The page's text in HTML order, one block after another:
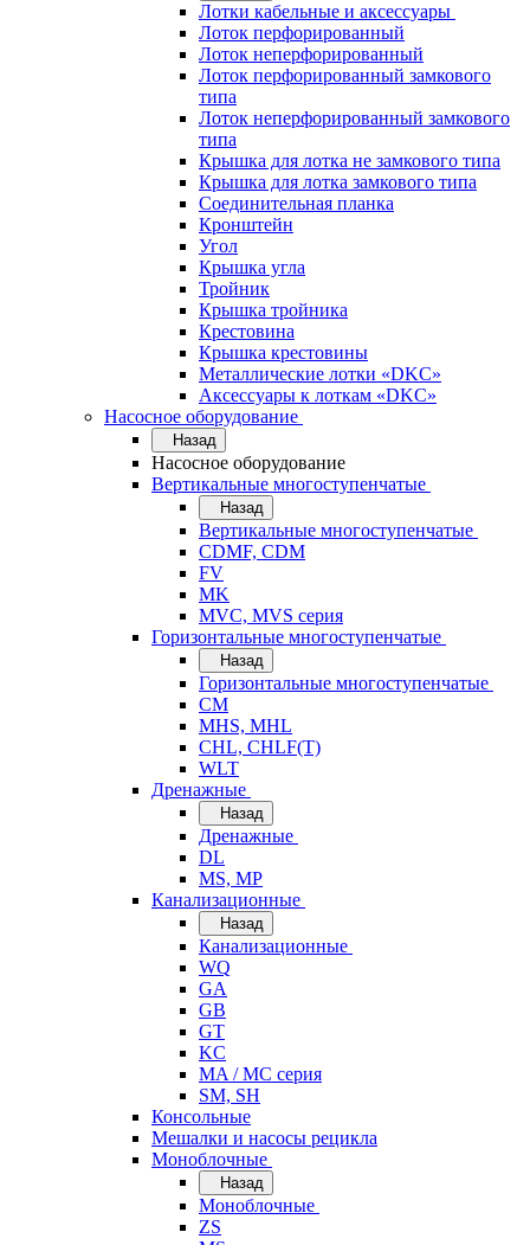
Лотки кабельные и аксессуары
Лоток перфорированный
Лоток неперфорированный
Лоток перфорированный замкового
типа
Лоток неперфорированный замкового
типа
Крышка для лотка не замкового типа
Крышка для лотка замкового типа
Соединительная планка
Кронштейн
Угол
Крышка угла
Тройник
Крышка тройника
Крестовина
Крышка крестовины
Металлические лотки «DKC»
Аксессуары к лоткам «DKC»
Насосное оборудование
Назад
Насосное оборудование
Вертикальные многоступенчатые
Назад
Вертикальные многоступенчатые
CDMF, CDM
FV
MK
MVC, MVS серия
Горизонтальные многоступенчатые
Назад
Горизонтальные многоступенчатые
CM
MHS, MHL
CHL, CHLF(T)
WLT
Дренажные
Назад
Дренажные
DL
MS, MP
Канализационные
Назад
Канализационные
WQ
GA
GB
GT
KC
MA / MC серия
SM, SH
Консольные
Мешалки и насосы рецикла
Моноблочные
Назад
Моноблочные
ZS